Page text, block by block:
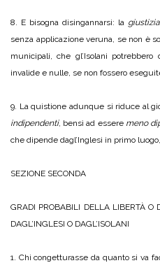
8. E bisogna disingannarsi: la giustizia
senza applicazione veruna, se non è
municipali, che gl’Isolani
invalide e nulle, se non fossero
9. La quistione adunque si riduce al
indipendenti, bensì ad essere meno
che dipende dagl’Inglesi in primo
SEZIONE SECONDA
GRADI PROBABILI DELLA LIBERTÀ O
DAGL’INGLESI O DAGL’ISOLANI
1. Chi congetturasse da quanto si va